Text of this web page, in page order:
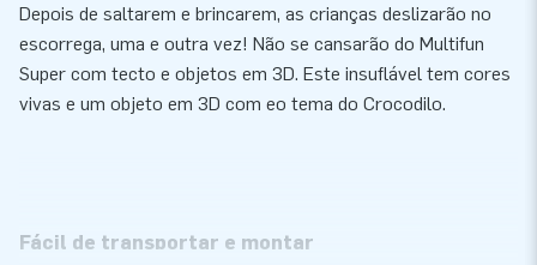
Depois de saltarem e brincarem, as crianças deslizarão no
escorrega, uma e outra vez! Não se cansarão do Multifun
Super com tecto e objetos em 3D. Este insuflável tem cores
vivas e um objeto em 3D com eo tema do Crocodilo.
Fácil de transportar e montar